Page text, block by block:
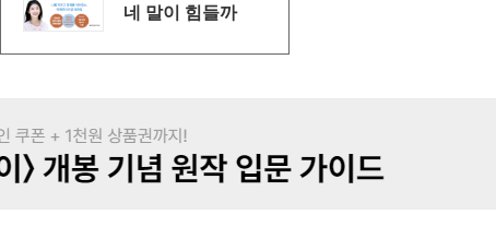
네 말이 힘들까